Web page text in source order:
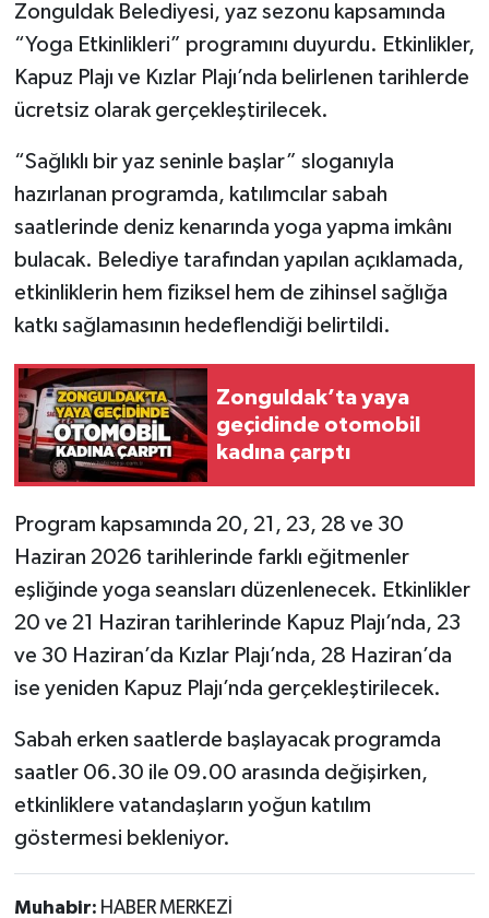
Zonguldak Belediyesi, yaz sezonu kapsamında
“Yoga Etkinlikleri” programını duyurdu. Etkinlikler,
Kapuz Plajı ve Kızlar Plajı’nda belirlenen tarihlerde
ücretsiz olarak gerçekleştirilecek.
“Sağlıklı bir yaz seninle başlar” sloganıyla
hazırlanan programda, katılımcılar sabah
saatlerinde deniz kenarında yoga yapma imkânı
bulacak. Belediye tarafından yapılan açıklamada,
etkinliklerin hem fiziksel hem de zihinsel sağlığa
katkı sağlamasının hedeflendiği belirtildi.
Zonguldak’ta yaya
geçidinde otomobil
kadına çarptı
Program kapsamında 20, 21, 23, 28 ve 30
Haziran 2026 tarihlerinde farklı eğitmenler
eşliğinde yoga seansları düzenlenecek. Etkinlikler
20 ve 21 Haziran tarihlerinde Kapuz Plajı’nda, 23
ve 30 Haziran’da Kızlar Plajı’nda, 28 Haziran’da
ise yeniden Kapuz Plajı’nda gerçekleştirilecek.
Sabah erken saatlerde başlayacak programda
saatler 06.30 ile 09.00 arasında değişirken,
etkinliklere vatandaşların yoğun katılım
göstermesi bekleniyor.
Muhabir: HABER MERKEZİ
GÜNDEM
İş ilanı
Kilimli
MAGAZİN
Politika
Resmi İlan
Röportaj
Sağlık
SİYASET
Spor
Ulusal